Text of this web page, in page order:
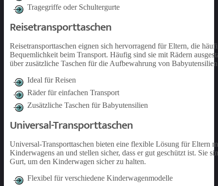
Tragegriffe oder Schultergurte
Reisetransporttaschen
Reisetransporttaschen eignen sich hervorragend für Eltern, die
Bequemlichkeit beim Transport. Häufig sind sie mit Rädern
über zusätzliche Taschen für die Aufbewahrung von
Ideal für Reisen
Räder für einfachen Transport
Zusätzliche Taschen für Babyutensilien
Universal-Transporttaschen
Universal-Transporttaschen bieten eine flexible Lösung für Eltern
Kinderwagens an und stellen sicher, dass er gut geschützt ist. Sie
Gurt, um den Kinderwagen sicher zu halten.
Flexibel für verschiedene Kinderwagenmodelle